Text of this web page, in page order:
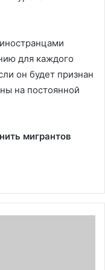
для каждого
он будет признан
на постоянной
мигрантов